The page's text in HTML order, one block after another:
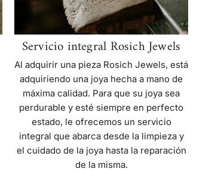
Servicio integral Rosich Jewels
Al adquirir una pieza Rosich Jewels, está
adquiriendo una joya hecha a mano de
máxima calidad. Para que su joya sea
perdurable y esté siempre en perfecto
estado, le ofrecemos un servicio
integral que abarca desde la limpieza y
el cuidado de la joya hasta la reparación
de la misma.